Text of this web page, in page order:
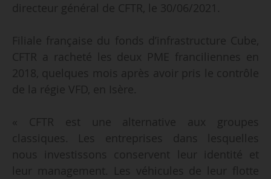
directeur général de CFTR, le 30/06/2021.
Filiale française du fonds d’infrastructure Cube,
CFTR a racheté les deux PME franciliennes en
2018, quelques mois après avoir pris le contrôle
de la régie VFD, en Isère.
« CFTR est une alternative aux groupes
classiques. Les entreprises dans lesquelles
nous investissons conservent leur identité et
leur management. Les véhicules de leur flotte